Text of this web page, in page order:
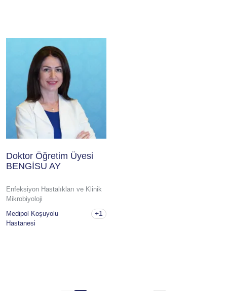
Doktor Öğretim Üyesi
BENGİSU AY
Enfeksiyon Hastalıkları ve Klinik
Mikrobiyoloji
Medipol Koşuyolu
Hastanesi
+1